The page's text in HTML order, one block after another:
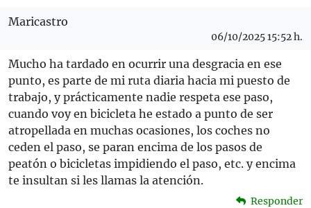
Maricastro
06/10/2025 15:52 h.
Mucho ha tardado en ocurrir una desgracia en ese
punto, es parte de mi ruta diaria hacia mi puesto de
trabajo, y prácticamente nadie respeta ese paso,
cuando voy en bicicleta he estado a punto de ser
atropellada en muchas ocasiones, los coches no
ceden el paso, se paran encima de los pasos de
peatón o bicicletas impidiendo el paso, etc. y encima
te insultan si les llamas la atención.
Responder